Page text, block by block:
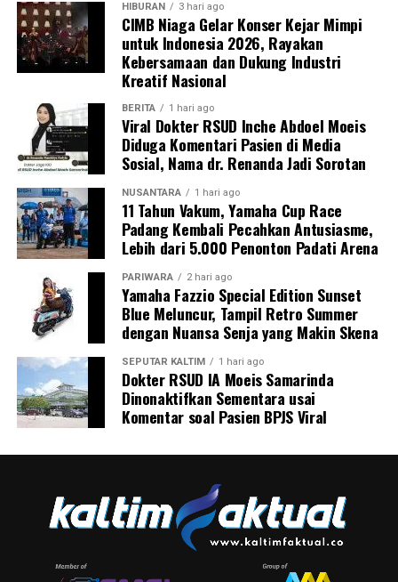
HIBURAN 3 hari ago
CIMB Niaga Gelar Konser Kejar Mimpi
untuk Indonesia 2026, Rayakan
Kebersamaan dan Dukung Industri
Kreatif Nasional
BERITA 1 hari ago
Viral Dokter RSUD Inche Abdoel Moeis
Diduga Komentari Pasien di Media
Sosial, Nama dr. Renanda Jadi Sorotan
NUSANTARA 1 hari ago
11 Tahun Vakum, Yamaha Cup Race
Padang Kembali Pecahkan Antusiasme,
Lebih dari 5.000 Penonton Padati Arena
PARIWARA 2 hari ago
Yamaha Fazzio Special Edition Sunset
Blue Meluncur, Tampil Retro Summer
dengan Nuansa Senja yang Makin Skena
SEPUTAR KALTIM 1 hari ago
Dokter RSUD IA Moeis Samarinda
Dinonaktifkan Sementara usai
Komentar soal Pasien BPJS Viral